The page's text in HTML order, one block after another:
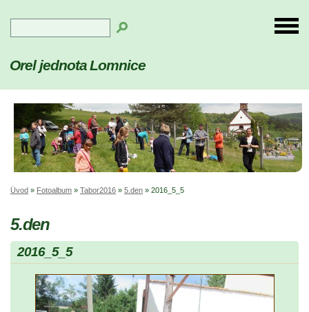
Orel jednota Lomnice
Úvod » Fotoalbum » Tabor2016 » 5.den » 2016_5_5
5.den
2016_5_5